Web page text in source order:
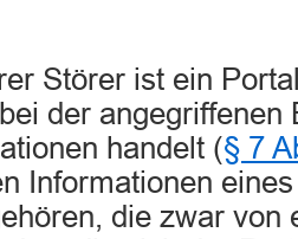
Störer ist ein
der angegriffenen
handelt (§ 7
Informationen
die zwar von